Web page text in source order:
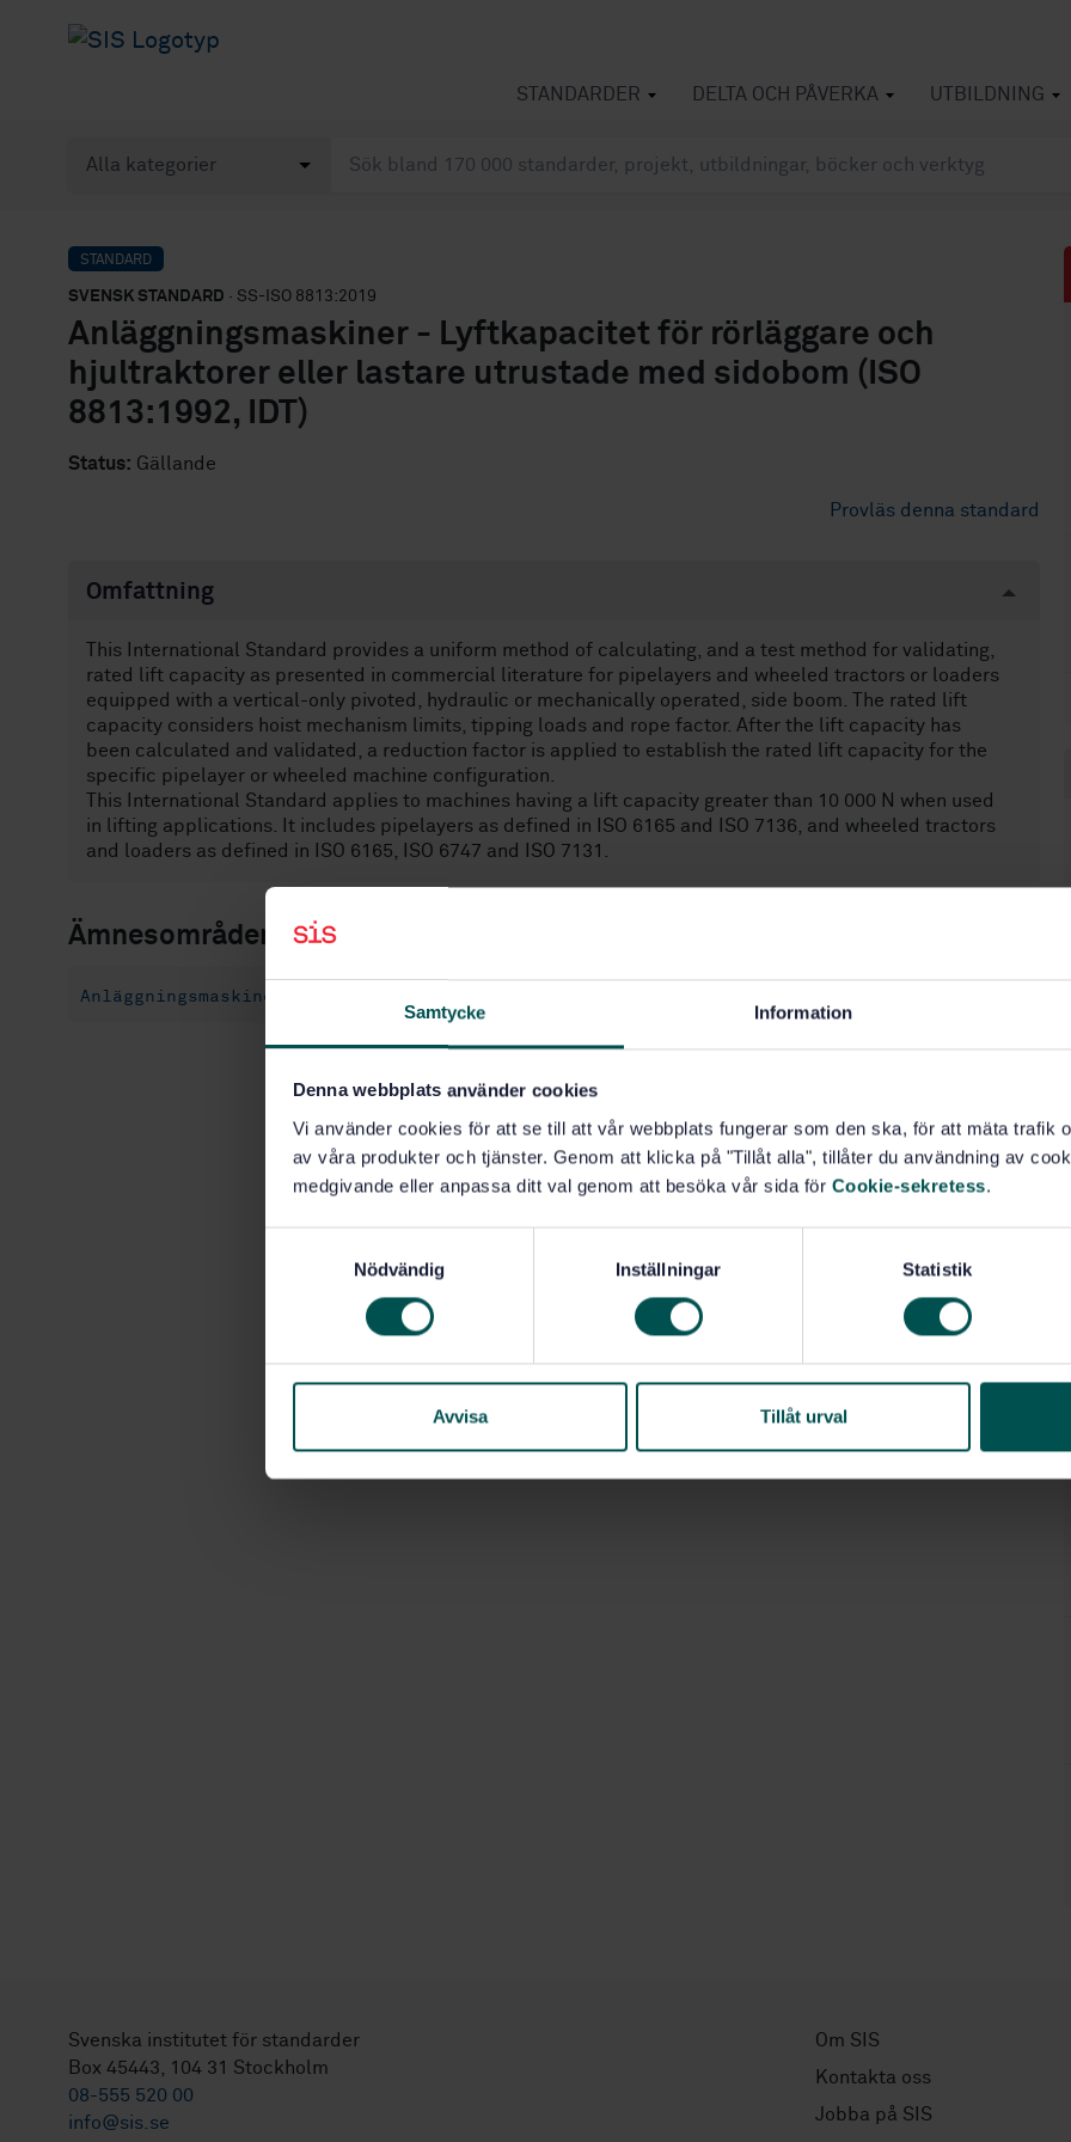
Samtycke Information
Denna webbplats använder cookies
Vi använder cookies för att se till att vår webbplats fungerar som den ska, för att mäta trafik
av våra produkter och tjänster. Genom att klicka på "Tillåt alla", tillåter du användning av
medgivande eller anpassa ditt val genom att besöka vår sida för Cookie-sekretess.
s
Nödvändig Inställningar Statistik
Avvisa Tillåt urval
STANDARDER DELTA OCH PÅVERKA UTBILDNING
STANDARD
SVENSK STANDARD · SS-ISO 8813:2019
Anläggningsmaskiner - Lyftkapacitet för rörläggare och
hjultraktorer eller lastare utrustade med sidobom (ISO
8813:1992, IDT)
Status: Gällande
Provläs denna standard
Omfattning
This International Standard provides a uniform method of calculating, and a test method for validating,
rated lift capacity as presented in commercial literature for pipelayers and wheeled tractors or loaders
equipped with a vertical-only pivoted, hydraulic or mechanically operated, side boom. The rated lift
capacity considers hoist mechanism limits, tipping loads and rope factor. After the lift capacity has
been calculated and validated, a reduction factor is applied to establish the rated lift capacity for the
specific pipelayer or wheeled machine configuration.
This International Standard applies to machines having a lift capacity greater than 10 000 N when used
in lifting applications. It includes pipelayers as defined in ISO 6165 and ISO 7136, and wheeled tractors
and loaders as defined in ISO 6165, ISO 6747 and ISO 7131.
Ämnesområden
Anläggningsmaskiner (53.100)
Svenska institutet för standarder
Box 45443, 104 31 Stockholm
08-555 520 00
info@sis.se
Om SIS
Kontakta oss
Jobba på SIS